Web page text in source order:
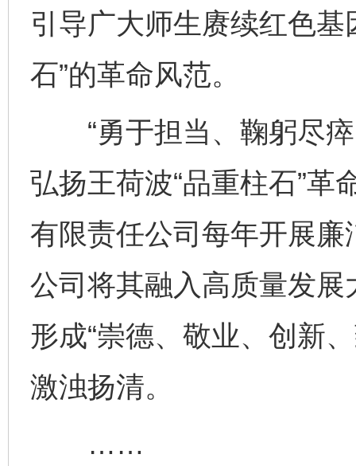
引导广大师生赓续红色
石”的革命风范。
“勇于担当、鞠躬尽瘁
弘扬王荷波“品重柱石”革
有限责任公司每年开展
公司将其融入高质量发
形成“崇德、敬业、创新
激浊扬清。
……